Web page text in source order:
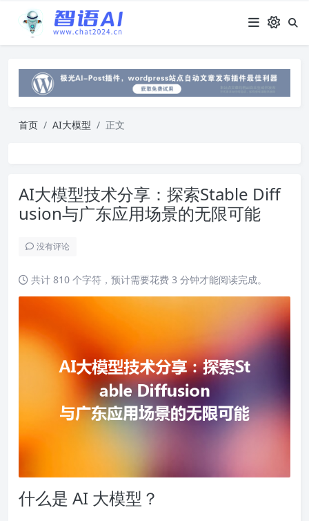
首页 AI大模型 正文
AI大模型技术分享：探索Stable Diff
usion与广东应用场景的无限可能
没有评论
共计 810 个字符，预计需要花费 3 分钟才能阅读完成。
什么是 AI 大模型？